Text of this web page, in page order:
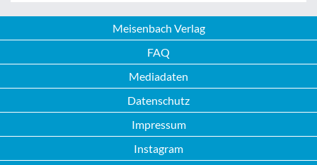
Meisenbach Verlag
FAQ
Mediadaten
Datenschutz
Impressum
Instagram